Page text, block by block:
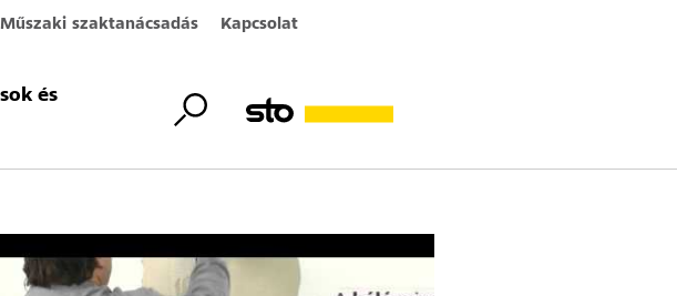
Műszaki szaktanácsadás Kapcsolat
és
videó